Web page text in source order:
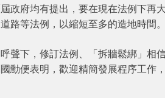
政府均有提出，要在現在法例下再
路等法例，以縮短至多的造地時間。
聲下，修訂法例、「拆牆鬆綁」相
勳便表明，歡迎精簡發展程序工作